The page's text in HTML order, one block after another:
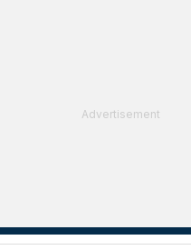
Advertisement